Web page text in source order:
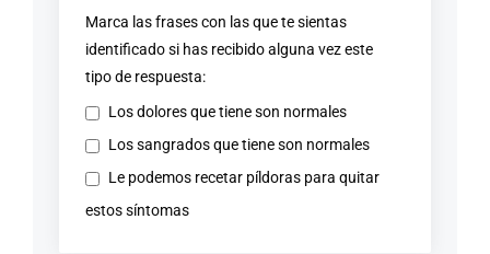
Marca las frases con las que te sientas
identificado si has recibido alguna vez este
tipo de respuesta:
Los dolores que tiene son normales
Los sangrados que tiene son normales
Le podemos recetar píldoras para quitar
estos síntomas